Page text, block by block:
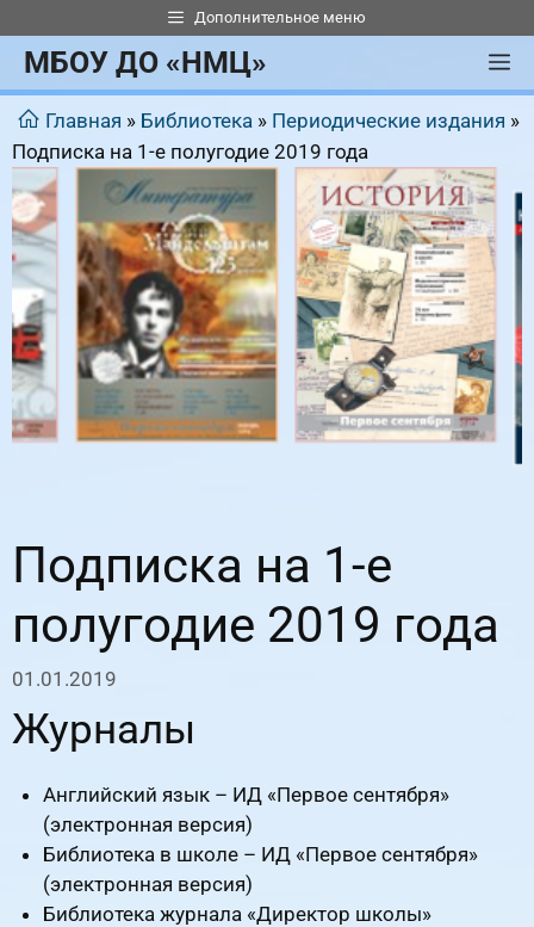
к
содержимому
Дополнительное меню
МБОУ ДО «НМЦ»
Главная » Библиотека » Периодические издания »
Подписка на 1-е полугодие 2019 года
Подписка на 1-е
полугодие 2019 года
01.01.2019
Журналы
Английский язык – ИД «Первое сентября»
(электронная версия)
Библиотека в школе – ИД «Первое сентября»
(электронная версия)
Библиотека журнала «Директор школы»